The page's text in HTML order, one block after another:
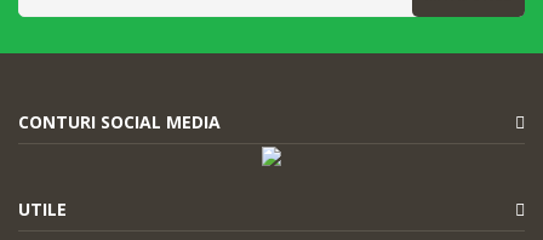
CONTURI SOCIAL MEDIA
UTILE